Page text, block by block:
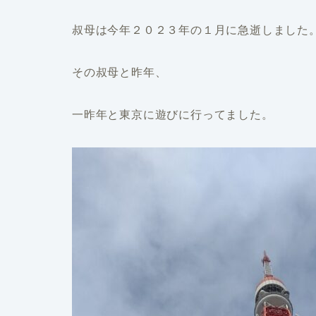
叔母は今年２０２３年の１月に急逝しました
その叔母と昨年、
一昨年と東京に遊びに行ってました。